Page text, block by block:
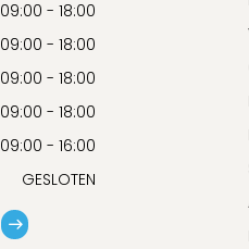
09:00 - 18:00
09:00 - 18:00
09:00 - 18:00
09:00 - 18:00
09:00 - 16:00
GESLOTEN